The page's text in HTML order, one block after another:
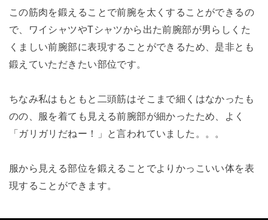
この筋肉を鍛えることで前腕を太くすることができるの
で、ワイシャツやTシャツから出た前腕部が男らしくた
くましい前腕部に表現することができるため、是非とも
鍛えていただきたい部位です。
ちなみ私はもともと二頭筋はそこまで細くはなかったも
のの、服を着ても見える前腕部が細かったため、よく
「ガリガリだねー！」と言われていました。。。
服から見える部位を鍛えることでよりかっこいい体を表
現することができます。